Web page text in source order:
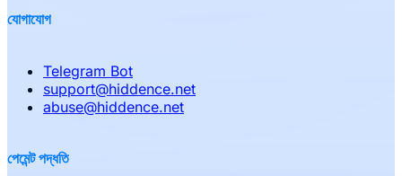
যোগাযোগ
Telegram Bot
support@hiddence.net
abuse@hiddence.net
পেমেন্ট পদ্ধতি